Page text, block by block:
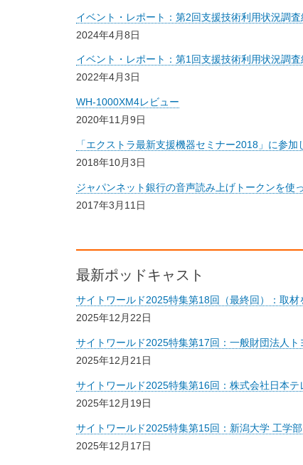
イベント・レポート：第2回支援技術利用状況調
2024年4月8日
イベント・レポート：第1回支援技術利用状況調
2022年4月3日
WH-1000XM4レビュー
2020年11月9日
「エクストラ最新支援機器セミナー2018」に参加
2018年10月3日
ジャパンネット銀行の音声読み上げトークンを使
2017年3月11日
最新ポッドキャスト
サイトワールド2025特集第18回（最終回）：取材
2025年12月22日
サイトワールド2025特集第17回：一般財団法人ト
2025年12月21日
サイトワールド2025特集第16回：株式会社日本テ
2025年12月19日
サイトワールド2025特集第15回：新潟大学 工学
2025年12月17日